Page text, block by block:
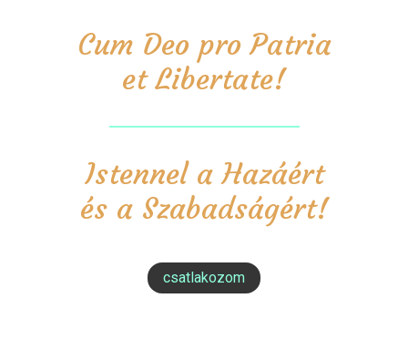
Cum Deo pro Patria
et Libertate!
Istennel a Hazáért
és a Szabadságért!
csatlakozom